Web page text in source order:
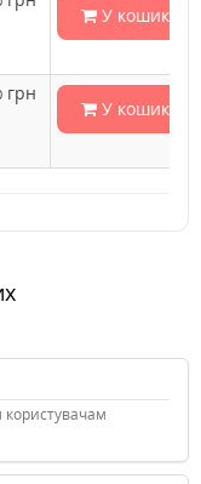
У кошик
грн
У кошик
користувачам